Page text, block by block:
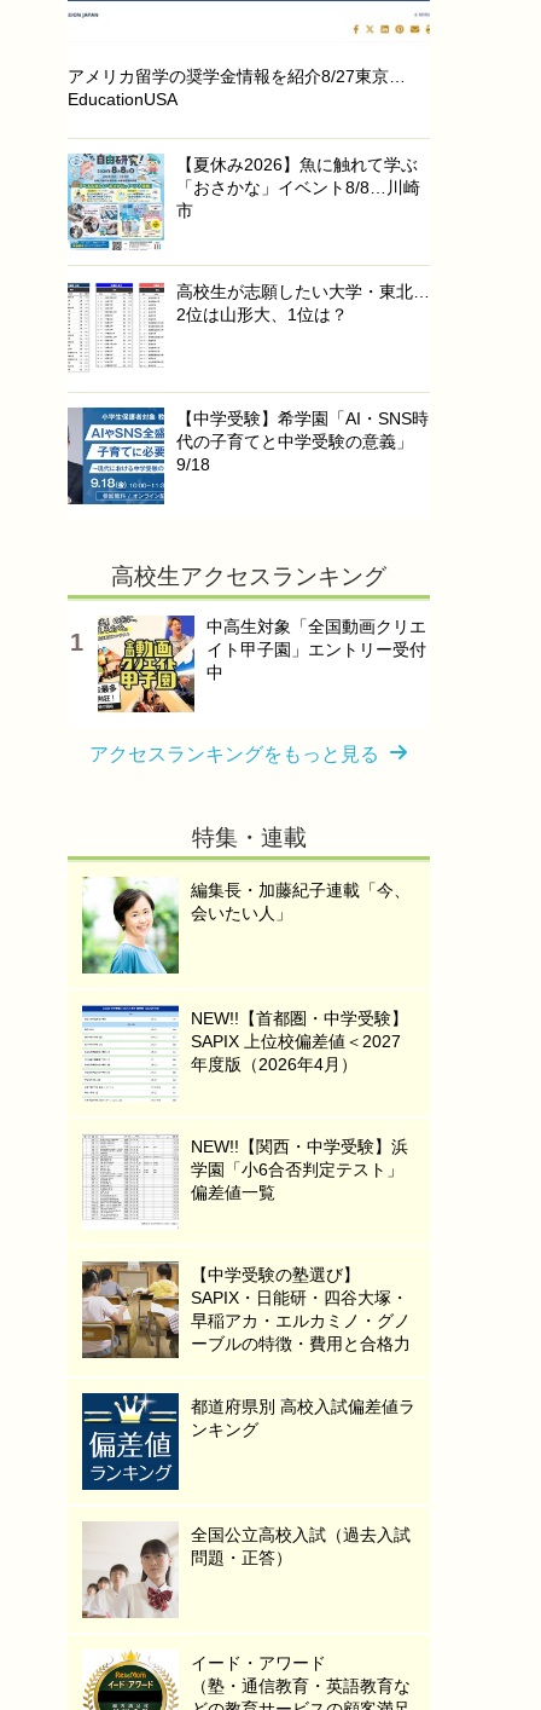
アメリカ留学の奨学金情報を紹介8/27東京…
EducationUSA
【夏休み2026】魚に触れて学ぶ
「おさかな」イベント8/8…川崎
市
高校生が志願したい大学・東北…
2位は山形大、1位は？
【中学受験】希学園「AI・SNS時
代の子育てと中学受験の意義」
9/18
高校生アクセスランキング
中高生対象「全国動画クリエ
イト甲子園」エントリー受付
中
アクセスランキングをもっと見る
特集・連載
編集長・加藤紀子連載「今、
会いたい人」
NEW!!【首都圏・中学受験】
SAPIX 上位校偏差値＜2027
年度版（2026年4月）
NEW!!【関西・中学受験】浜
学園「小6合否判定テスト」
偏差値一覧
【中学受験の塾選び】
SAPIX・日能研・四谷大塚・
早稲アカ・エルカミノ・グノ
ーブルの特徴・費用と合格力
都道府県別 高校入試偏差値ラ
ンキング
全国公立高校入試（過去入試
問題・正答）
イード・アワード
（塾・通信教育・英語教育な